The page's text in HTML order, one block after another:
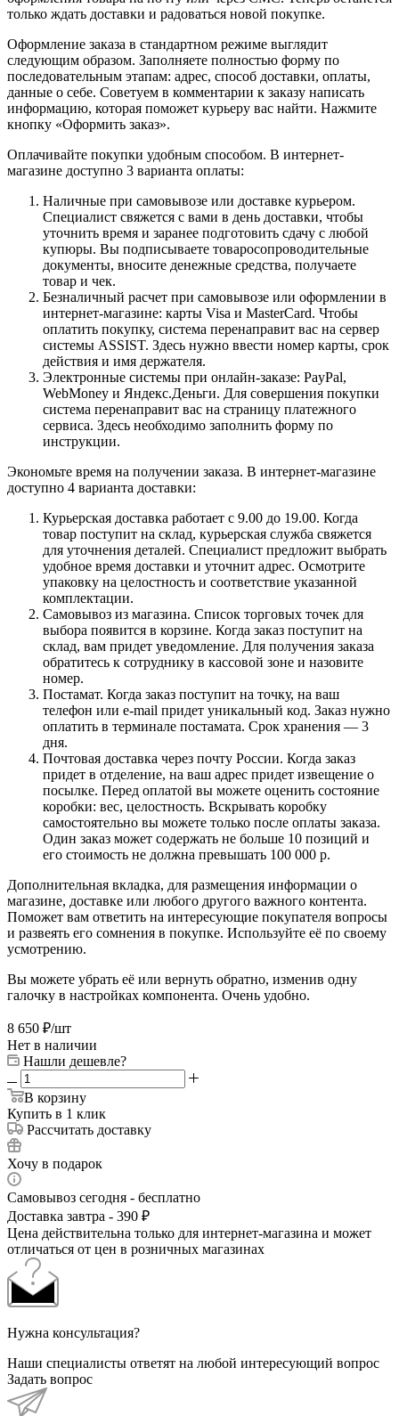
только ждать доставки и радоваться новой покупке.
Оформление заказа в стандартном режиме выглядит
следующим образом. Заполняете полностью форму по
последовательным этапам: адрес, способ доставки, оплаты,
данные о себе. Советуем в комментарии к заказу написать
информацию, которая поможет курьеру вас найти. Нажмите
кнопку «Оформить заказ».
Оплачивайте покупки удобным способом. В интернет-
магазине доступно 3 варианта оплаты:
Наличные при самовывозе или доставке курьером.
Специалист свяжется с вами в день доставки, чтобы
уточнить время и заранее подготовить сдачу с любой
купюры. Вы подписываете товаросопроводительные
документы, вносите денежные средства, получаете
товар и чек.
Безналичный расчет при самовывозе или оформлении в
интернет-магазине: карты Visa и MasterCard. Чтобы
оплатить покупку, система перенаправит вас на сервер
системы ASSIST. Здесь нужно ввести номер карты, срок
действия и имя держателя.
Электронные системы при онлайн-заказе: PayPal,
WebMoney и Яндекс.Деньги. Для совершения покупки
система перенаправит вас на страницу платежного
сервиса. Здесь необходимо заполнить форму по
инструкции.
Экономьте время на получении заказа. В интернет-магазине
доступно 4 варианта доставки:
Курьерская доставка работает с 9.00 до 19.00. Когда
товар поступит на склад, курьерская служба свяжется
для уточнения деталей. Специалист предложит выбрать
удобное время доставки и уточнит адрес. Осмотрите
упаковку на целостность и соответствие указанной
комплектации.
Самовывоз из магазина. Список торговых точек для
выбора появится в корзине. Когда заказ поступит на
склад, вам придет уведомление. Для получения заказа
обратитесь к сотруднику в кассовой зоне и назовите
номер.
Постамат. Когда заказ поступит на точку, на ваш
телефон или e-mail придет уникальный код. Заказ нужно
оплатить в терминале постамата. Срок хранения — 3
дня.
Почтовая доставка через почту России. Когда заказ
придет в отделение, на ваш адрес придет извещение о
посылке. Перед оплатой вы можете оценить состояние
коробки: вес, целостность. Вскрывать коробку
самостоятельно вы можете только после оплаты заказа.
Один заказ может содержать не больше 10 позиций и
его стоимость не должна превышать 100 000 р.
Дополнительная вкладка, для размещения информации о
магазине, доставке или любого другого важного контента.
Поможет вам ответить на интересующие покупателя вопросы
и развеять его сомнения в покупке. Используйте её по своему
усмотрению.
Вы можете убрать её или вернуть обратно, изменив одну
галочку в настройках компонента. Очень удобно.
8 650 ₽/шт
Нет в наличии
Нашли дешевле?
В корзину
Купить в 1 клик
Рассчитать доставку
Хочу в подарок
Самовывоз сегодня - бесплатно
Доставка завтра - 390 ₽
Цена действительна только для интернет-магазина и может
отличаться от цен в розничных магазинах
Нужна консультация?
Наши специалисты ответят на любой интересующий вопрос
Задать вопрос